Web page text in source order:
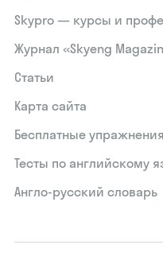
Skypro — курсы и
Журнал «Skyeng
Статьи
Карта сайта
Бесплатные упражнения
Тесты по английскому
Англо-русский словарь